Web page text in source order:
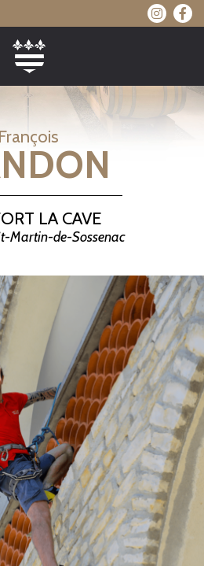
François
LA CAVE
Martin-de-Sossenac